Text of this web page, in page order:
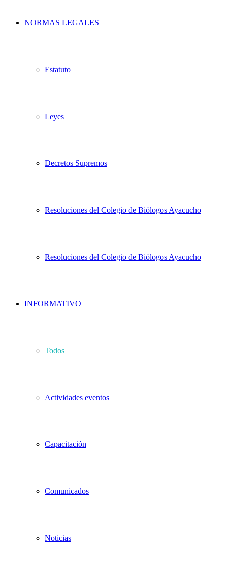
NORMAS LEGALES
Estatuto
Leyes
Decretos Supremos
Resoluciones del Colegio de Biólogos Ayacucho
Resoluciones del Colegio de Biólogos Ayacucho
INFORMATIVO
Todos
Actividades eventos
Capacitación
Comunicados
Noticias